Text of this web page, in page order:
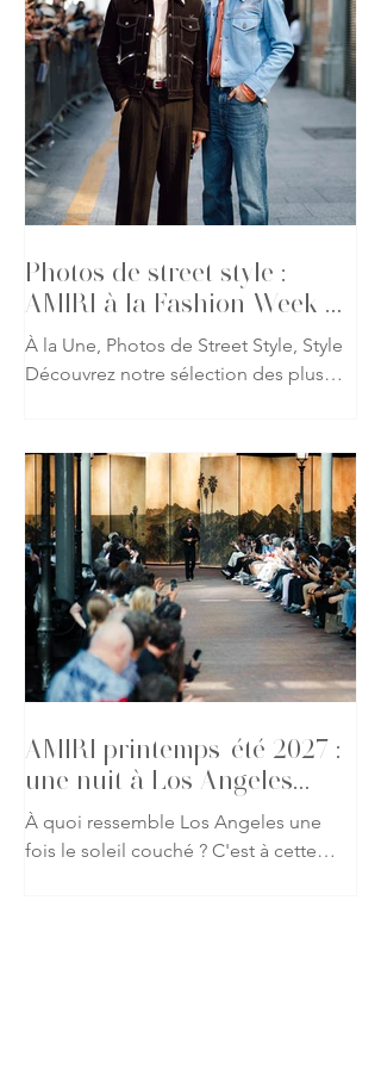
inspirée de son pays natal, en puisant
dans les sculptures millénaires des
grottes d’Ajanta, des temples de
Tarakeshwara et des représentations
sacrées qui ont façonné l’histoire de
l’art indien. Les robes, corsets et
drapés épousent les lignes du corps
comme les sculptures de pierre qui les
Photos de street style :
AMIRI à la Fashion Week de
Paris
À la Une, Photos de Street Style, Style
Découvrez notre sélection des plus
de la Fashion Week de Paris. Fidèle à
l'univers imaginé par Mike Amiri, les
invités ont revisité les codes du
glamour californien à travers des
silhouettes mêlant tailoring
décontracté, cuir, denim et détails
précieux. Une galerie qui capture
l'atmosphère du défilé et l'élégance
des invités présents pour l'un des
AMIRI printemps-été 2027 :
une nuit à Los Angeles
s'invite à Paris
À quoi ressemble Los Angeles une
fois le soleil couché ? C'est à cette